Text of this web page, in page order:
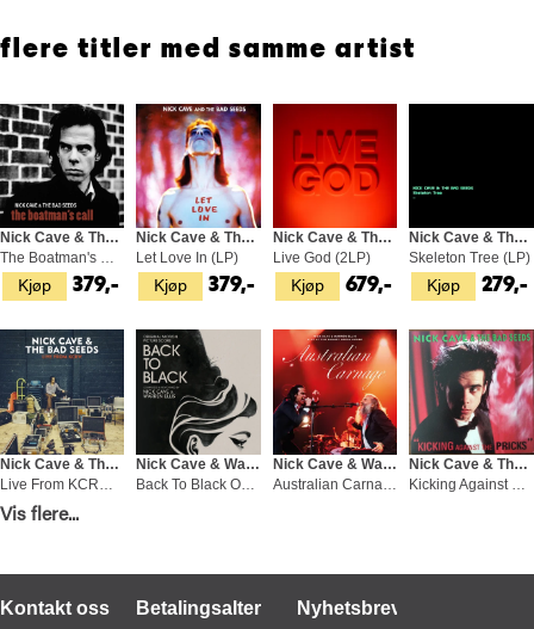
flere titler med samme artist
Kjøp
Nick Cave & The Bad Seeds
The Boatman's Call (LP)
379,- Kjøp
Nick Cave & The Bad Seeds
Let Love In (LP)
379,- Kjøp
Nick Cave & The Bad Seeds
Live God (2LP)
679,- Kjøp
Nick Cave & The Bad Seeds
Skeleton Tree (LP)
279,-
Kjøp
Nick Cave & The Bad Seeds
Live From KCRW (2LP)
279,-
Nick Cave & Warren Ellis
Back To Black OST (LP)
Nick Cave & Warren Ellis
Australian Carnage - Live At The… (LP)
Nick Cave & The Bad Seeds
Kicking Against The Pricks (US) (LP)
Vis flere...
Kontakt oss BetalingsalternativerNyhetsbrev